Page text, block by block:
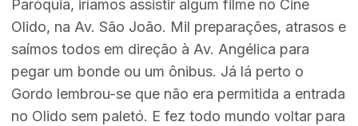
Paróquia, iríamos assistir algum filme no Cine
Olido, na Av. São João. Mil preparações, atrasos e
saímos todos em direção à Av. Angélica para
pegar um bonde ou um ônibus. Já lá perto o
Gordo lembrou-se que não era permitida a entrada
no Olido sem paletó. E fez todo mundo voltar para